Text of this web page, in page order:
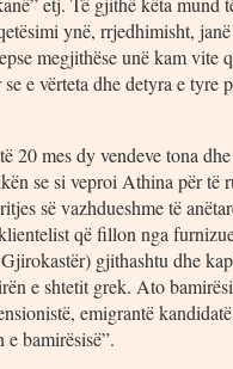
ynë, rrjedhimisht,
megjithëse unë kam vite
e vërteta dhe detyra e
20 mes dy vendeve tona
se si veproi Athina për të
së vazhdueshme të
që fillon nga
gjithashtu dhe
e shtetit grek. Ato
emigrantë
bamirësisë”.